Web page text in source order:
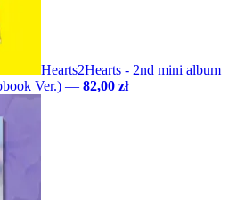
Hearts2Hearts - 2nd mini album
Ver.) — 82,00 zł